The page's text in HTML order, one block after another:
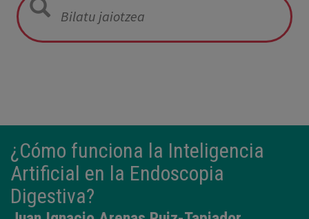
¿Cómo funciona la Inteligencia
Artificial en la Endoscopia
Digestiva?